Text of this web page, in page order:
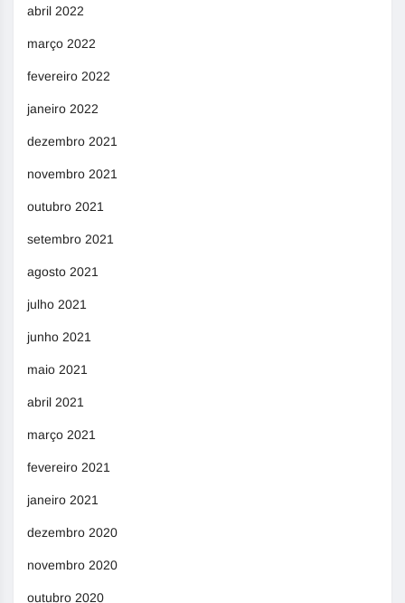
abril 2022
março 2022
fevereiro 2022
janeiro 2022
dezembro 2021
novembro 2021
outubro 2021
setembro 2021
agosto 2021
julho 2021
junho 2021
maio 2021
abril 2021
março 2021
fevereiro 2021
janeiro 2021
dezembro 2020
novembro 2020
outubro 2020